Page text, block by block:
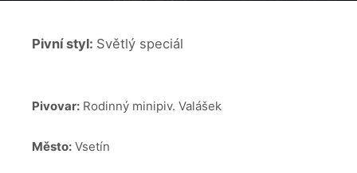
Pivní styl: Světlý speciál
Pivovar: Rodinný minipiv. Valášek
Město: Vsetín